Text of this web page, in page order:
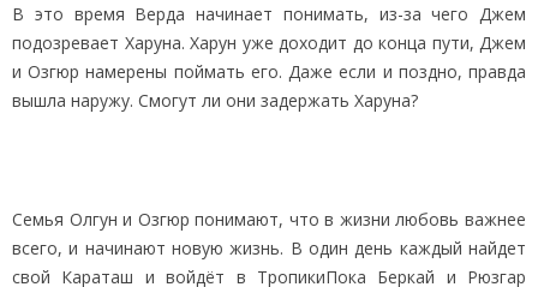
В это время Верда начинает понимать, из-за чего Джем
подозревает Харуна. Харун уже доходит до конца пути, Джем
и Озгюр намерены поймать его. Даже если и поздно, правда
вышла наружу. Смогут ли они задержать Харуна?
Семья Олгун и Озгюр понимают, что в жизни любовь важнее
всего, и начинают новую жизнь. В один день каждый найдет
свой Караташ и войдёт в ТропикиПока Беркай и Рюзгар